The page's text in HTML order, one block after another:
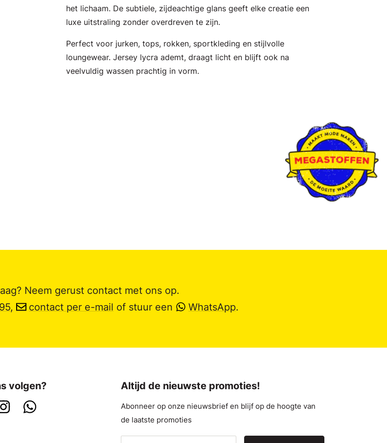
het lichaam. De subtiele, zijdeachtige glans geeft elke creatie een
luxe uitstraling zonder overdreven te zijn.
Perfect voor jurken, tops, rokken, sportkleding en stijlvolle
loungewear. Jersey lycra ademt, draagt licht en blijft ook na
veelvuldig wassen prachtig in vorm.
Neem gerust contact met ons op.
, contact per e-mail of stuur een WhatsApp.
volgen? Altijd de nieuwste promoties!
Abonneer op onze nieuwsbrief en blijf op de hoogte van
de laatste promoties